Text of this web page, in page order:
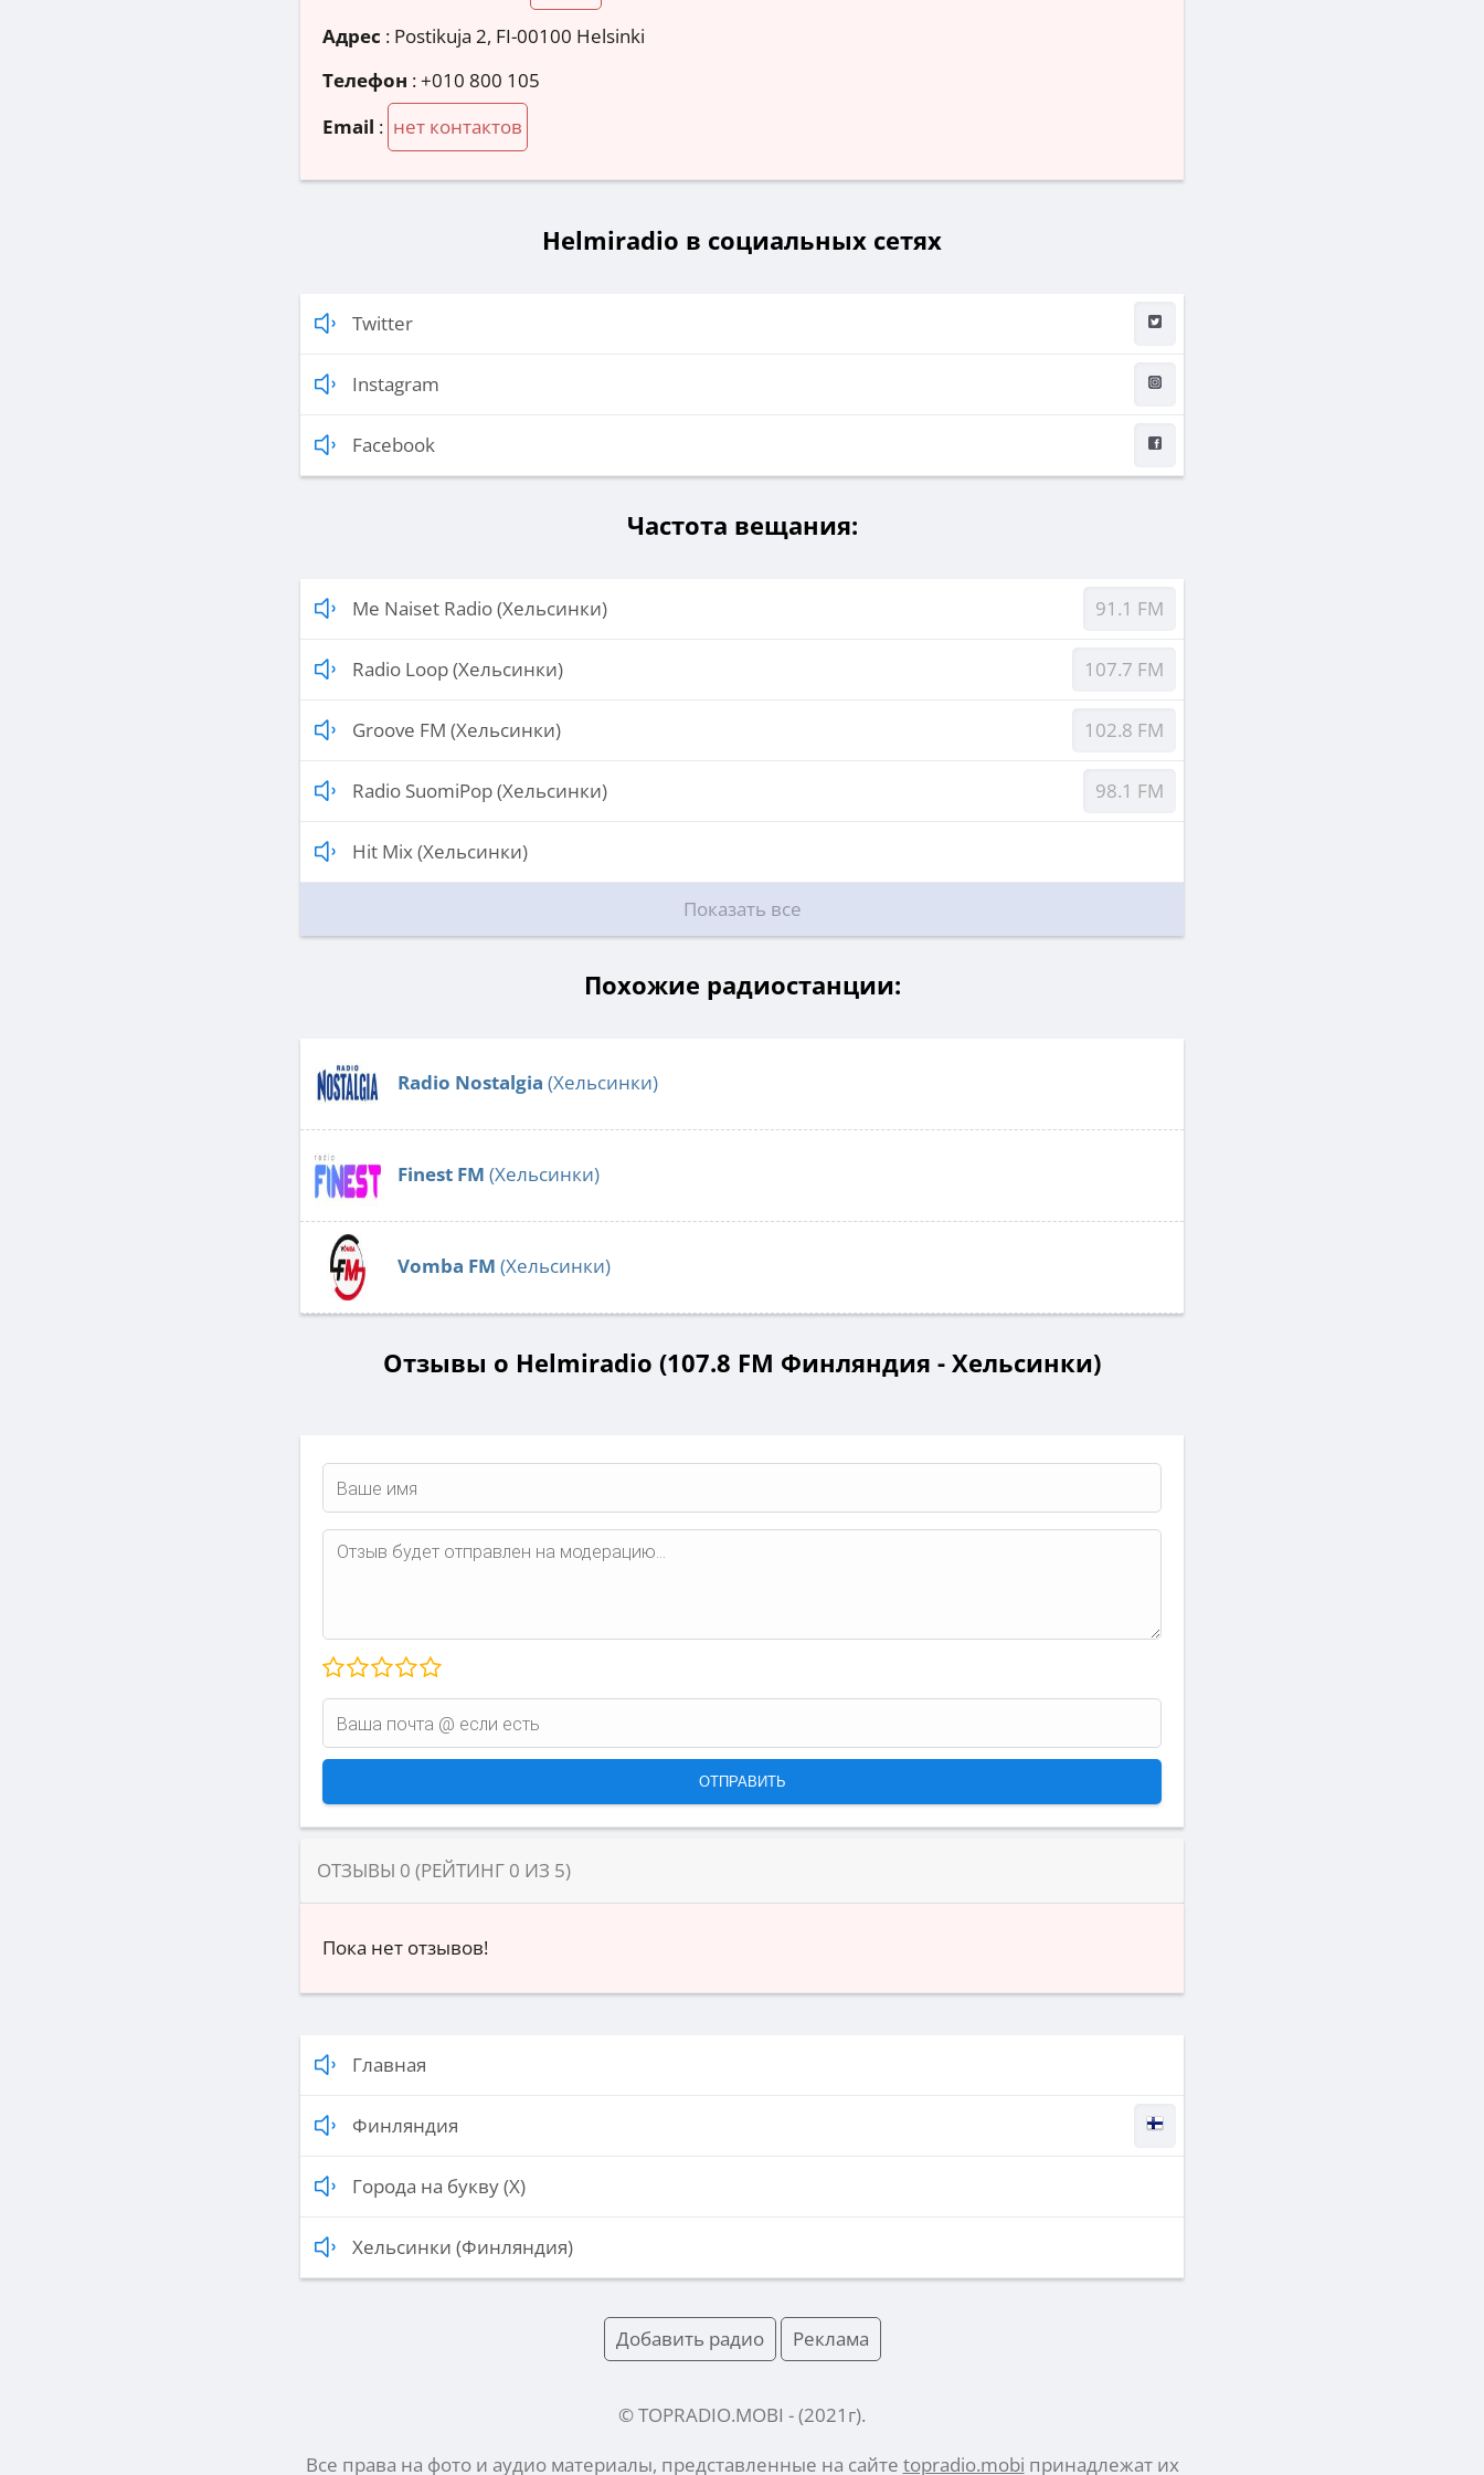
Адрес : Postikuja 2, FI-00100 Helsinki
Телефон :+010 800 105
Email : нет контактов
Helmiradio в социальных сетях
Twitter
Instagram
Facebook
Частота вещания:
Me Naiset Radio (Хельсинки) 91.1 FM
Radio Loop (Хельсинки) 107.7 FM
Groove FM (Хельсинки) 102.8 FM
Radio SuomiPop (Хельсинки) 98.1 FM
Hit Mix (Хельсинки)
Показать все
Похожие радиостанции:
Radio Nostalgia (Хельсинки)
Finest FM (Хельсинки)
Vomba FM (Хельсинки)
Отзывы о Helmiradio (107.8 FM Финляндия - Хельсинки)
ОТЗЫВЫ 0 (РЕЙТИНГ 0 ИЗ 5)
Пока нет отзывов!
Главная
Финляндия
Города на букву (Х)
Хельсинки (Финляндия)
Добавить радио Реклама
© TOPRADIO.MOBI - (2021 г).
Все права на фото и аудио материалы, представленные на сайте topradio.mobi принадлежат их